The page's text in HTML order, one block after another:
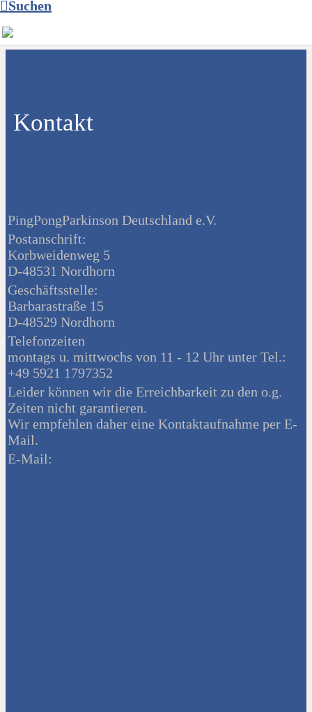
Suchen
Kontakt
PingPongParkinson Deutschland e.V.
Postanschrift:
Korbweidenweg 5
D-48531 Nordhorn
Geschäftsstelle:
Barbarastraße 15
D-48529 Nordhorn
Telefonzeiten
montags u. mittwochs von 11 - 12 Uhr unter Tel.:
+49 5921 1797352
Leider können wir die Erreichbarkeit zu den o.g.
Zeiten nicht garantieren.
Wir empfehlen daher eine Kontaktaufnahme per E-
Mail.
E-Mail: